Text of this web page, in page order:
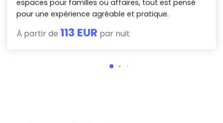
espaces pour familles ou affaires, tout est pensé
pour une expérience agréable et pratique.
À partir de 113 EUR par nuit